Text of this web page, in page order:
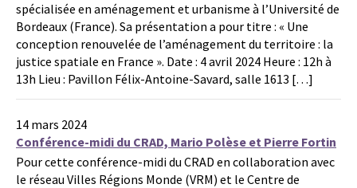
spécialisée en aménagement et urbanisme à l’Université de
Bordeaux (France). Sa présentation a pour titre : « Une
conception renouvelée de l’aménagement du territoire : la
justice spatiale en France ». Date : 4 avril 2024 Heure : 12h à
13h Lieu : Pavillon Félix-Antoine-Savard, salle 1613 […]
14 mars 2024
Conférence-midi du CRAD, Mario Polèse et Pierre Fortin
Pour cette conférence-midi du CRAD en collaboration avec
le réseau Villes Régions Monde (VRM) et le Centre de